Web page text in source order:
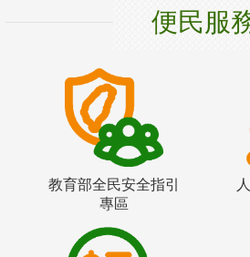
便民服
教育部全民安全指引
專區